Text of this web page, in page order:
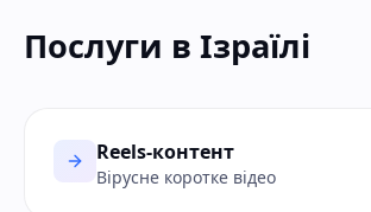
Послуги в Ізраїлі
Reels-контент
Вірусне коротке відео